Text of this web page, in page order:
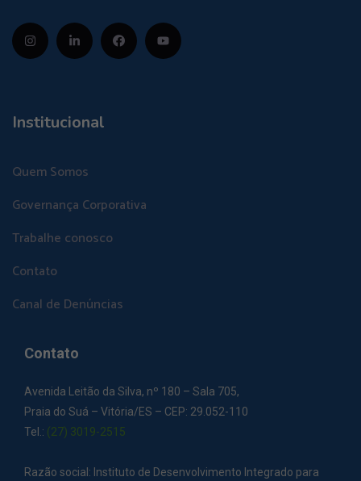
Institucional
Quem Somos
Governança Corporativa
Trabalhe conosco
Contato
Canal de Denúncias
Contato
Avenida Leitão da Silva, nº 180 – Sala 705,
Praia do Suá – Vitória/ES – CEP: 29.052-110
Tel.: (27) 3019-2515
Razão social: Instituto de Desenvolvimento Integrado para